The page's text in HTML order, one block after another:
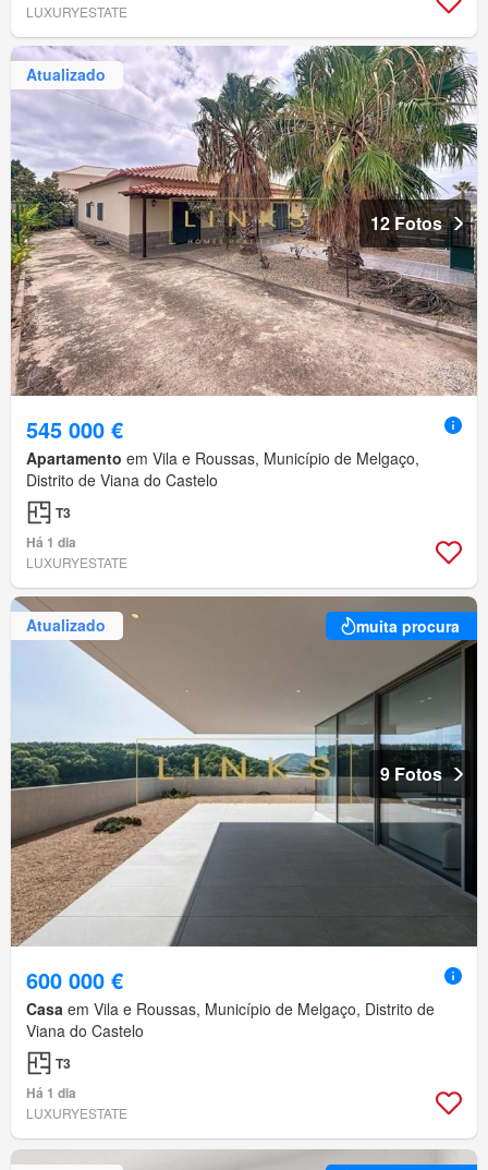
LUXURYESTATE
Atualizado
12 Fotos
545 000 €
Apartamento em Vila e Roussas, Município de Melgaço,
Distrito de Viana do Castelo
T3
Há 1 dia
LUXURYESTATE
Atualizado muita procura
9 Fotos
600 000 €
Casa em Vila e Roussas, Município de Melgaço, Distrito de
Viana do Castelo
T3
Há 1 dia
LUXURYESTATE